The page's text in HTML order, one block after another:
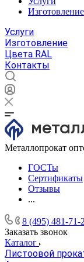
Изготовление
Услуги
Изготовление
Цвета RAL
Контакты
Металлопрокат
ГОСТы
Сертификаты
Отзывы
...
8 (495) 481-71-
Заказать звонок
Каталог
Листоовой